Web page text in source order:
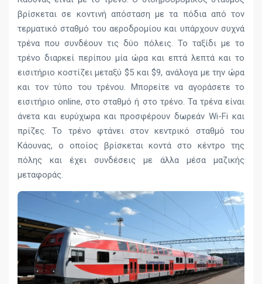
βρίσκεται σε κοντινή απόσταση με τα πόδια από τον
τερματικό σταθμό του αεροδρομίου και υπάρχουν συχνά
τρένα που συνδέουν τις δύο πόλεις. Το ταξίδι με το
τρένο διαρκεί περίπου μία ώρα και επτά λεπτά και το
εισιτήριο κοστίζει μεταξύ $5 και $9, ανάλογα με την ώρα
και τον τύπο του τρένου. Μπορείτε να αγοράσετε το
εισιτήριο online, στο σταθμό ή στο τρένο. Τα τρένα είναι
άνετα και ευρύχωρα και προσφέρουν δωρεάν Wi-Fi και
πρίζες. Το τρένο φτάνει στον κεντρικό σταθμό του
Κάουνας, ο οποίος βρίσκεται κοντά στο κέντρο της
πόλης και έχει συνδέσεις με άλλα μέσα μαζικής
μεταφοράς.